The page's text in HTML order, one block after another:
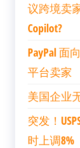
议跨境卖
Copilot?
PayPal 面
平台卖家
美国企业
突发！
时上调8%